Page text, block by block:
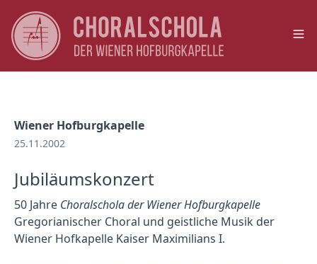
Wiener Hofburgkapelle
25.11.2002
Jubiläumskonzert
50 Jahre Choralschola der Wiener Hofburgkapelle
Gregorianischer Choral und geistliche Musik der
Wiener Hofkapelle Kaiser Maximilians I.